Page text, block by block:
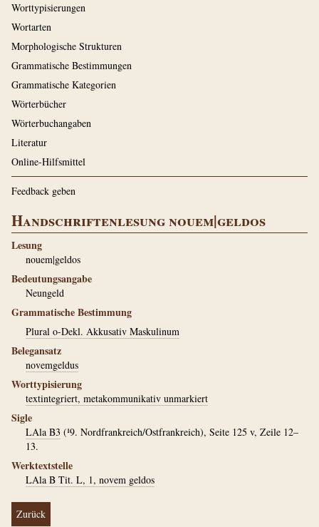
Worttypisierungen
Wortarten
Morphologische Strukturen
Grammatische Bestimmungen
Grammatische Kategorien
Wörterbücher
Wörterbuchangaben
Literatur
Online-Hilfsmittel
Feedback geben
Handschriftenlesung nouem|geldos
Lesung
nouem|geldos
Bedeutungsangabe
Neungeld
Grammatische Bestimmung
Plural o-Dekl. Akkusativ Maskulinum
Belegansatz
novemgeldus
Worttypisierung
textintegriert, metakommunikativ unmarkiert
Sigle
LAla B3 (¹9. Nordfrankreich/Ostfrankreich), Seite 125 v, Zeile 12–
13.
Werktextstelle
LAla B Tit. L, 1, novem geldos
Zurück